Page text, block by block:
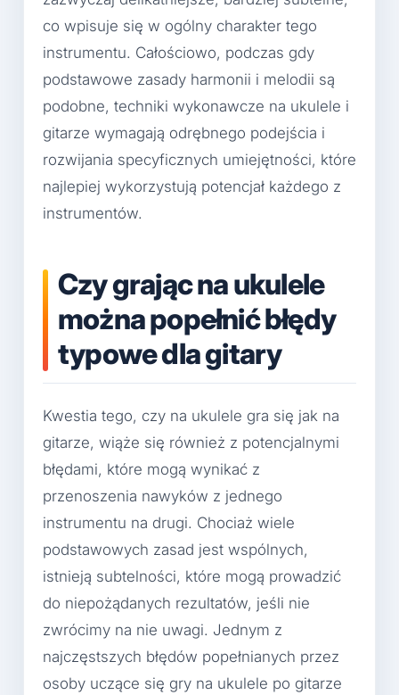
co wpisuje się w ogólny charakter tego
instrumentu. Całościowo, podczas gdy
podstawowe zasady harmonii i melodii są
podobne, techniki wykonawcze na ukulele i
gitarze wymagają odrębnego podejścia i
rozwijania specyficznych umiejętności, które
najlepiej wykorzystują potencjał każdego z
instrumentów.
Czy grając na ukulele
można popełnić błędy
typowe dla gitary
Kwestia tego, czy na ukulele gra się jak na
gitarze, wiąże się również z potencjalnymi
błędami, które mogą wynikać z
przenoszenia nawyków z jednego
instrumentu na drugi. Chociaż wiele
podstawowych zasad jest wspólnych,
istnieją subtelności, które mogą prowadzić
do niepożądanych rezultatów, jeśli nie
zwrócimy na nie uwagi. Jednym z
najczęstszych błędów popełnianych przez
osoby uczące się gry na ukulele po gitarze